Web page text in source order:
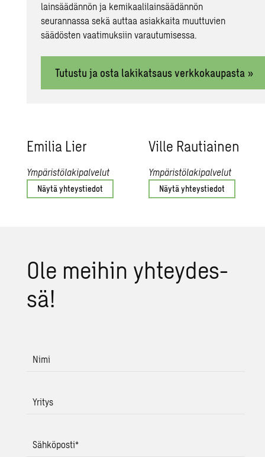
lainsäädännön ja kemikaalilainsäädännön
seurannassa sekä auttaa asiakkaita muuttuvien
säädösten vaatimuksiin varautumisessa.
Tutustu ja osta lakikatsaus verkkokaupasta »
Emi­lia Lier
Ympäristölakipalvelut
Näytä yhteystiedot
Ville Rau­tiai­nen
Ympäristölakipalvelut
Näytä yhteystiedot
Ole mei­hin yh­tey­des­
sä!
Nimi
Yritys
Sähköposti*